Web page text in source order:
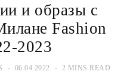
и образы с
Fashion
2023
06.04.2022
2 MINS READ